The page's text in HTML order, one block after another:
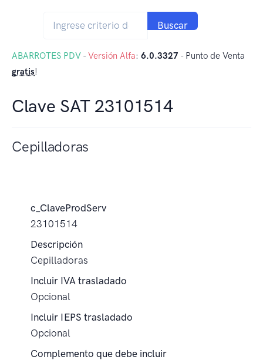
Buscar
ABARROTES PDV -Versión Alfa: 6.0.3327 - Punto de Venta
gratis!
Clave SAT 23101514
Cepilladoras
c_ClaveProdServ
23101514
Descripción
Cepilladoras
Incluir IVA trasladado
Opcional
Incluir IEPS trasladado
Opcional
Complemento que debe incluir